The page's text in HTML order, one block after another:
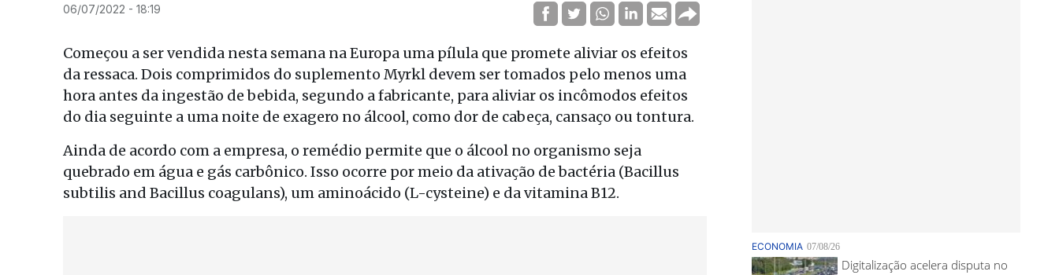
06/07/2022 - 18:19
Começou a ser vendida nesta semana na Europa uma pílula que promete aliviar os efeitos
da ressaca. Dois comprimidos do suplemento Myrkl devem ser tomados pelo menos uma
hora antes da ingestão de bebida, segundo a fabricante, para aliviar os incômodos efeitos
do dia seguinte a uma noite de exagero no álcool, como dor de cabeça, cansaço ou tontura.
Ainda de acordo com a empresa, o remédio permite que o álcool no organismo seja
quebrado em água e gás carbônico. Isso ocorre por meio da ativação de bactéria (Bacillus
subtilis and Bacillus coagulans), um aminoácido (L-cysteine) e da vitamina B12.